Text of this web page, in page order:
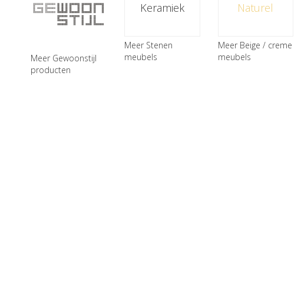
Meer Gewoonstijl
producten
Keramiek
Meer Stenen
meubels
Naturel
Meer Beige / creme
meubels